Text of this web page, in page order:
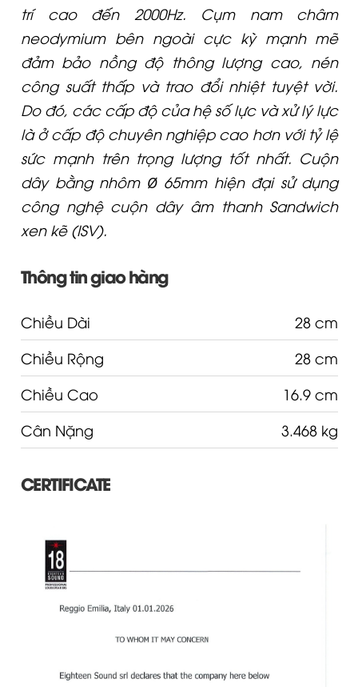
trí cao đến 2000Hz. Cụm nam châm
neodymium bên ngoài cực kỳ mạnh mẽ
đảm bảo nồng độ thông lượng cao, nén
công suất thấp và trao đổi nhiệt tuyệt vời.
Do đó, các cấp độ của hệ số lực và xử lý lực
là ở cấp độ chuyên nghiệp cao hơn với tỷ lệ
sức mạnh trên trọng lượng tốt nhất. Cuộn
dây bằng nhôm Ø 65mm hiện đại sử dụng
công nghệ cuộn dây âm thanh Sandwich
xen kẽ (ISV).
Thông tin giao hàng
Chiều Dài
28 cm
Chiều Rộng
28 cm
Chiều Cao
16.9 cm
Cân Nặng
3.468 kg
CERTIFICATE